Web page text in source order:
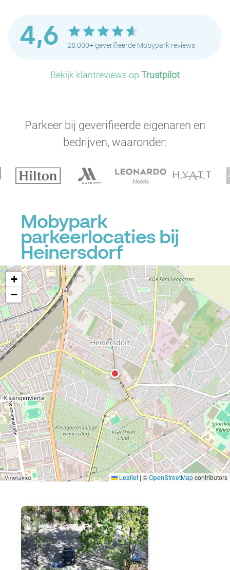
4,6 28.000+ geverifieerde Mobypark reviews
Bekijk klantreviews op Trustpilot
Parkeer bij geverifieerde eigenaren en
bedrijven, waaronder:
Mobypark
parkeerlocaties bij
Heinersdorf
+
−
Leaflet | ©OpenStreetMapcontributors